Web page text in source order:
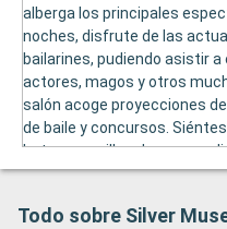
alberga los principales
noches, disfrute de las
bailarines, pudiendo asistir
actores, magos y otros
salón acoge proyecciones
de baile y concursos.
butacas o sillas de cuero y
eventos.
Todo sobre Silver